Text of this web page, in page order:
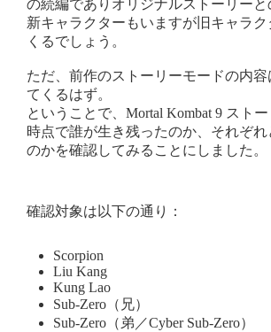
の続編でありオリジナルストーリーと
新キャラクターもいますが旧キャラ
くるでしょう。
ただ、前作のストーリーモードの内
てくるはず。
ということで、Mortal Kombat 9 スト
時点で誰が生き残ったのか、それぞ
のかを確認してみることにしました。
確認対象は以下の通り：
Scorpion
Liu Kang
Kung Lao
Sub-Zero（兄）
Sub-Zero（弟／Cyber Sub-Zero）